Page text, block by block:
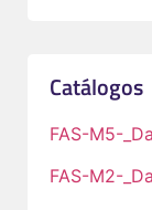
Catálogos
FAS-M5-
FAS-M2-